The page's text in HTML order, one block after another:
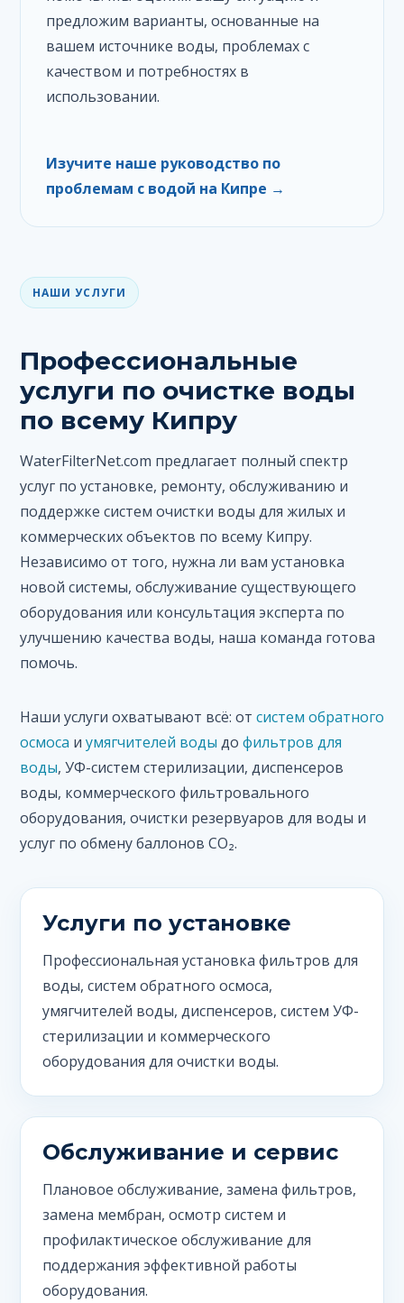
предложим варианты, основанные на
вашем источнике воды, проблемах с
качеством и потребностях в
использовании.
Изучите наше руководство по
проблемам с водой на Кипре →
НАШИ УСЛУГИ
Профессиональные
услуги по очистке воды
по всему Кипру
WaterFilterNet.com предлагает полный спектр
услуг по установке, ремонту, обслуживанию и
поддержке систем очистки воды для жилых и
коммерческих объектов по всему Кипру.
Независимо от того, нужна ли вам установка
новой системы, обслуживание существующего
оборудования или консультация эксперта по
улучшению качества воды, наша команда готова
помочь.
Наши услуги охватывают всё: от систем обратного
осмоса и умягчителей воды до фильтров для
воды, УФ-систем стерилизации, диспенсеров
воды, коммерческого фильтровального
оборудования, очистки резервуаров для воды и
услуг по обмену баллонов CO₂.
Услуги по установке
Профессиональная установка фильтров для
воды, систем обратного осмоса,
умягчителей воды, диспенсеров, систем УФ-
стерилизации и коммерческого
оборудования для очистки воды.
Обслуживание и сервис
Плановое обслуживание, замена фильтров,
замена мембран, осмотр систем и
профилактическое обслуживание для
поддержания эффективной работы
оборудования.